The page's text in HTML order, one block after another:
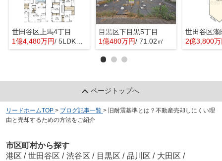
世田谷区上馬4丁目
1億4,480万円/ 5LDK＋1S(納戸)
目黒区下目黒5丁目
1億480万円/ 71.02㎡
世田谷区瀬
2億3,800
ページトップへ
リードホームTOP > ブログ記事一覧 > 旧耐震基準とは？不動産売却しにくい理
由と売却するための方法をご紹介
市区町村から探す
港区 / 世田谷区 / 渋谷区 / 目黒区 / 品川区 / 大田区 /